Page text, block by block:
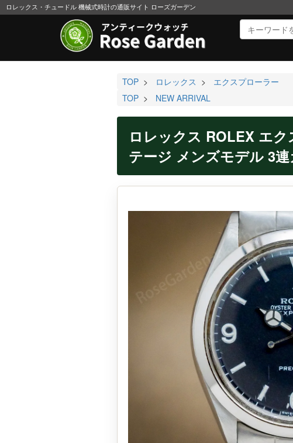
ロレックス・チュードル 機械式時計の通販サイト ローズガーデン
TOP > ロレックス >
エクスプローラー
TOP > NEW ARRIVAL
ロレックス ROLEX エ
テージ メンズモデル 3